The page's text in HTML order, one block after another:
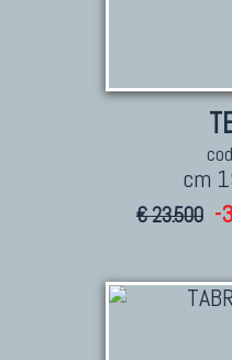
cm
€ 23.500 -